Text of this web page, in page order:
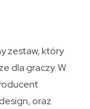
zestaw, który
dla graczy. W
oraz